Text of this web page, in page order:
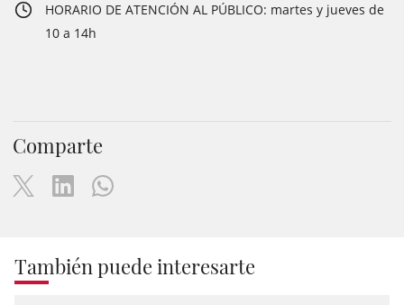
HORARIO DE ATENCIÓN AL PÚBLICO: martes y jueves de
10 a 14h
Comparte
También puede interesarte